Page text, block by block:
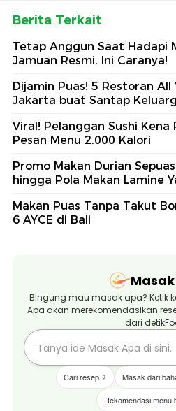
Berita Terkait
Tetap Anggun Saat Hadapi
Jamuan Resmi, Ini Caranya!
Dijamin Puas! 5 Restoran All
Jakarta buat Santap
Viral! Pelanggan Sushi
Pesan Menu 2.000 Kalori
Promo Makan Durian
hingga Pola Makan Lamine
Makan Puas Tanpa Takut
6 AYCE di Bali
Bingung mau masak apa? Ketik
Apa akan merekomendasikan
dari
Cari resep Masak dari
Rekomendasi menu